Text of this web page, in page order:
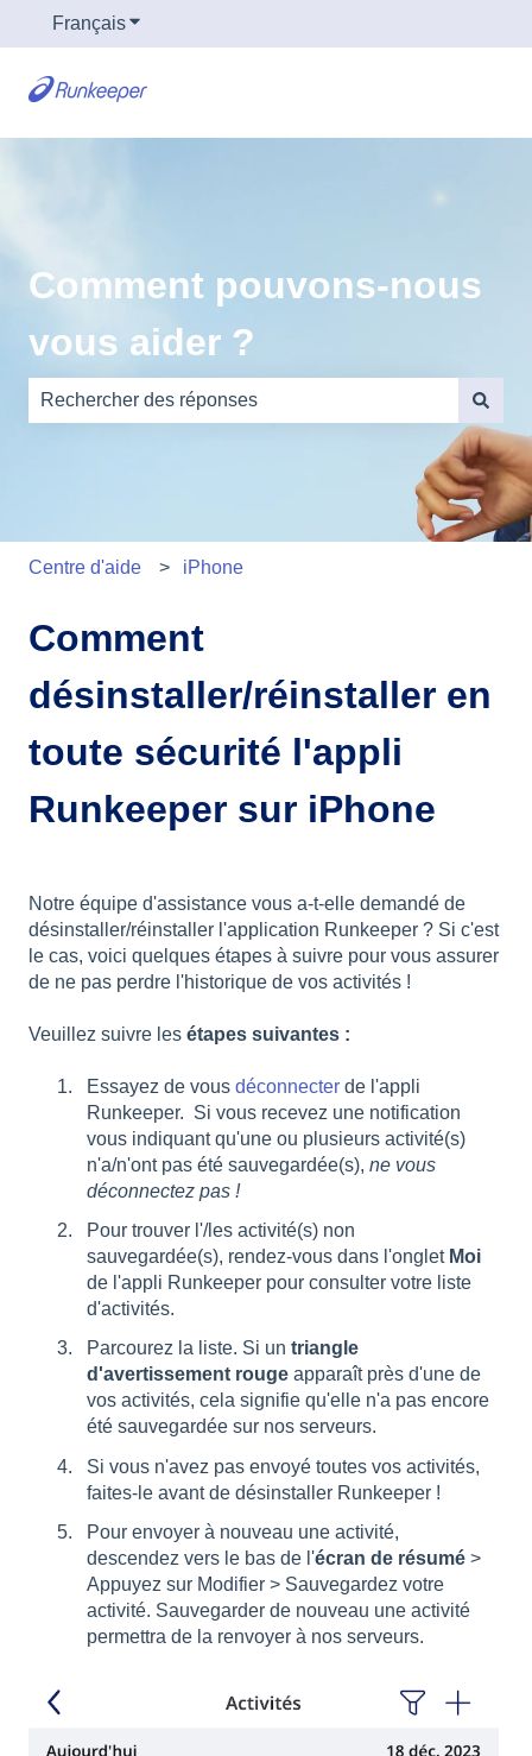
FrançaisAfficher le sous-menu pour les traductions
Comment pouvons-nous
vous aider ?
Il n'y a aucune suggestion car le champ de recherche
Centre d'aide iPhone
Comment
désinstaller/réinstaller en
toute sécurité l'appli
Runkeeper sur iPhone
Notre équipe d'assistance vous a-t-elle demandé de
désinstaller/réinstaller l'application Runkeeper ? Si c'est
le cas, voici quelques étapes à suivre pour vous assurer
de ne pas perdre l'historique de vos activités !
Veuillez suivre les étapes suivantes :
Essayez de vous déconnecter de l'appli
Runkeeper. Si vous recevez une notification
vous indiquant qu'une ou plusieurs activité(s)
n'a/n'ont pas été sauvegardée(s), ne vous
déconnectez pas !
Pour trouver l'/les activité(s) non
sauvegardée(s), rendez-vous dans l'onglet Moi
de l'appli Runkeeper pour consulter votre liste
d'activités.
Parcourez la liste. Si un triangle
d'avertissement rouge apparaît près d'une de
vos activités, cela signifie qu'elle n'a pas encore
été sauvegardée sur nos serveurs.
Si vous n'avez pas envoyé toutes vos activités,
faites-le avant de désinstaller Runkeeper !
Pour envoyer à nouveau une activité,
descendez vers le bas de l'écran de résumé >
Appuyez sur Modifier > Sauvegardez votre
activité. Sauvegarder de nouveau une activité
permettra de la renvoyer à nos serveurs.